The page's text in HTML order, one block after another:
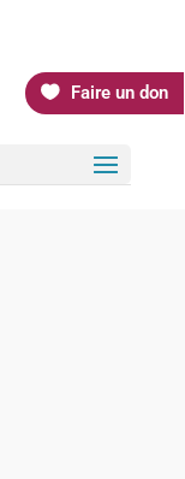
Faire un don